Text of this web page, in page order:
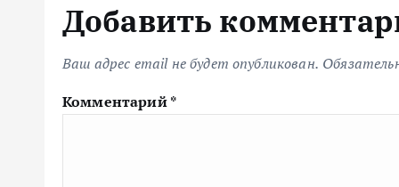
Добавить
Ваш адрес email не будет опубликован.
Комментарий*